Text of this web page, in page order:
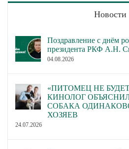
Новости
Поздравление с днём
президента РКФ А.Н.
04.08.2026
«ПИТОМЕЦ НЕ
КИНОЛОГ
СОБАКА
ХОЗЯЕВ
24.07.2026